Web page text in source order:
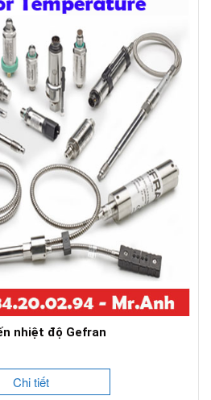
nhiệt độ Gefran
Chi tiết